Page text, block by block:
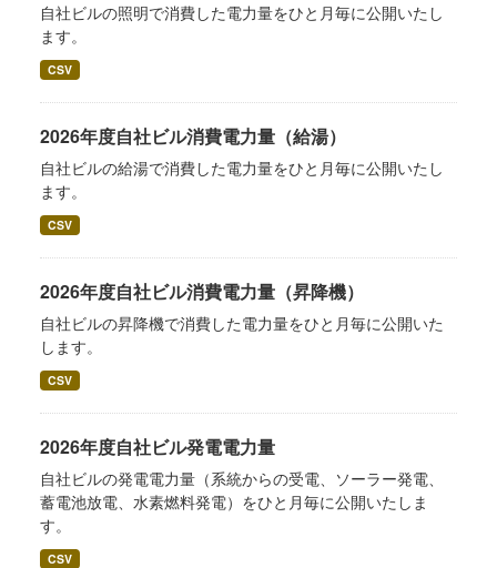
自社ビルの照明で消費した電力量をひと月毎に公開いたし
ます。
CSV
2026年度自社ビル消費電力量（給湯）
自社ビルの給湯で消費した電力量をひと月毎に公開いたし
ます。
CSV
2026年度自社ビル消費電力量（昇降機）
自社ビルの昇降機で消費した電力量をひと月毎に公開いた
します。
CSV
2026年度自社ビル発電電力量
自社ビルの発電電力量（系統からの受電、ソーラー発電、
蓄電池放電、水素燃料発電）をひと月毎に公開いたしま
す。
CSV